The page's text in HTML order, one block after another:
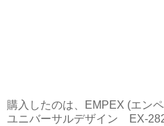
購入したのは、EMPEX (エン
ユニバーサルデザイン EX-